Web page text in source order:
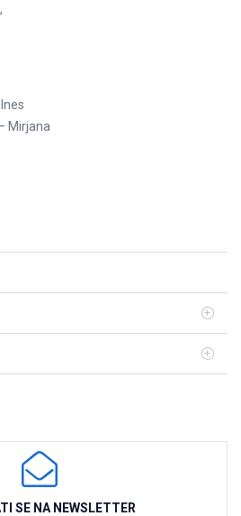
Mirjana
SE NA NEWSLETTER